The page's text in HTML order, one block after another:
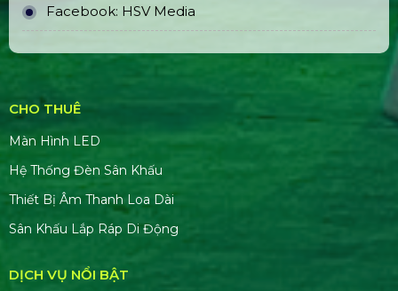
Facebook: HSV Media
CHO THUÊ
Màn Hình LED
Hệ Thống Đèn Sân Khấu
Thiết Bị Âm Thanh Loa Dài
Sân Khấu Lắp Ráp Di Động
DỊCH VỤ NỔI BẬT